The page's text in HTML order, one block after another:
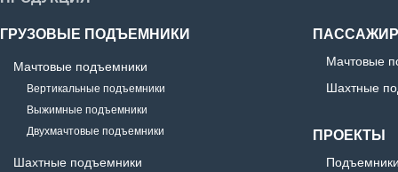
ГРУЗОВЫЕ ПОДЪЕМНИКИ
Мачтовые подъемники
Вертикальные подъемники
Выжимные подъемники
Двухмачтовые подъемники
Шахтные подъемники
Мачтовые
Шахтные
ПРОЕКТЫ